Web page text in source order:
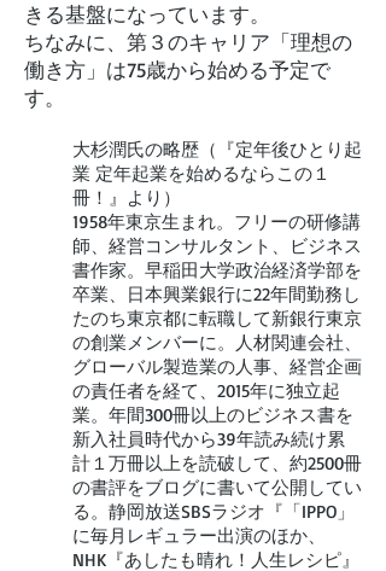
きる基盤になっています。
ちなみに、第３のキャリア「理想の
働き方」は75歳から始める予定で
す。
大杉潤氏の略歴（『定年後ひとり起
業 定年起業を始めるならこの１
冊！』より）
1958年東京生まれ。フリーの研修講
師、経営コンサルタント、ビジネス
書作家。早稲田大学政治経済学部を
卒業、日本興業銀行に22年間勤務し
たのち東京都に転職して新銀行東京
の創業メンバーに。人材関連会社、
グローバル製造業の人事、経営企画
の責任者を経て、2015年に独立起
業。年間300冊以上のビジネス書を
新入社員時代から39年読み続け累
計１万冊以上を読破して、約2500冊
の書評をブログに書いて公開してい
る。静岡放送SBSラジオ『「IPPO」
に毎月レギュラー出演のほか、
NHK『あしたも晴れ！人生レシピ』